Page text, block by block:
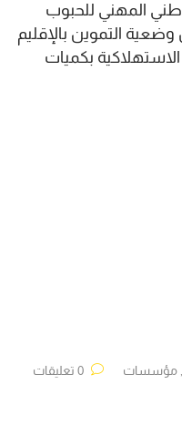
المهني للحبوب
التموين بالإقليم
بكميات
مؤسسات